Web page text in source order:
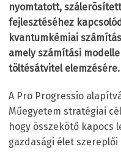
nyomtatott,
fejlesztéséhez
kvantumkémiai
amely számítási
töltésátvitel elemzésére.
A Pro Progressio
Műegyetem stratégiai
hogy összekötő kapocs
gazdasági élet